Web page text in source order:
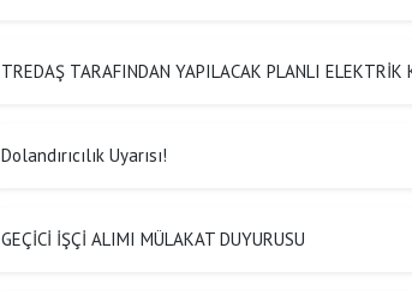
TREDAŞ TARAFINDAN YAPILACAK PLANLI
Dolandırıcılık Uyarısı!
GEÇİCİ İŞÇİ ALIMI MÜLAKAT DUYURUSU